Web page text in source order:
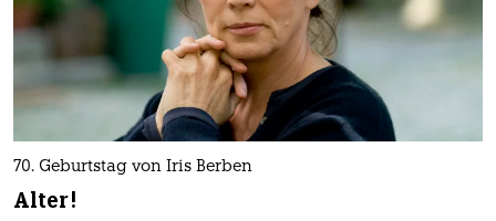
70. Geburtstag von Iris Berben
Alter!